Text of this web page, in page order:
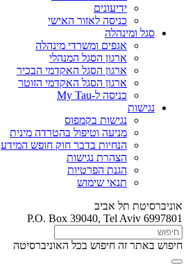
ידיעונים
כניסה לאזור האישי
סגל ומינהלה
אגפים ומשרדי מינהלה
ארגון הסגל המנהלי
ארגון הסגל האקדמי הבכיר
ארגון הסגל האקדמי הזוטר
כניסה ל-My Tau
נגישות
נגישות בקמפוס
מניעה וטיפול בהטרדה מינית
הנחיות בדבר חוק חופש המידע
הצהרת נגישות
הגנת הפרטיות
תנאי שימוש
אוניברסיטת תל אביב
P.O. Box 39040, Tel Aviv 6997801
חיפוש באתר זה חיפוש בכל האוניברסיטה